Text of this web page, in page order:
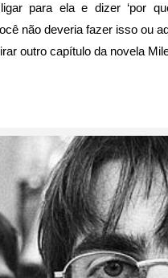
para ela e dizer ‘por
não deveria fazer isso ou
outro capítulo da novela